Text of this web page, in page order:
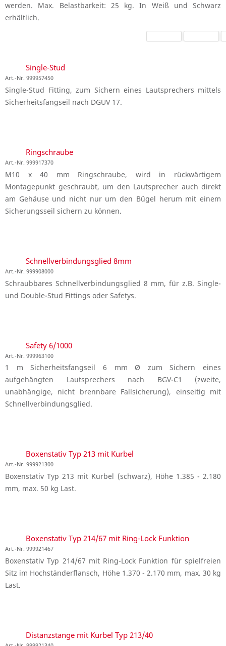
werden. Max. Belastbarkeit: 25 kg. In Weiß und Schwarz
erhältlich.
Single-Stud
Art.-Nr. 999957450
Single-Stud Fitting, zum Sichern eines Lautsprechers mittels
Sicherheitsfangseil nach DGUV 17.
Ringschraube
Art.-Nr. 999917370
M10 x 40 mm Ringschraube, wird in rückwärtigem
Montagepunkt geschraubt, um den Lautsprecher auch direkt
am Gehäuse und nicht nur um den Bügel herum mit einem
Sicherungsseil sichern zu können.
Schnellverbindungsglied 8mm
Art.-Nr. 999908000
Schraubbares Schnellverbindungsglied 8 mm, für z.B. Single-
und Double-Stud Fittings oder Safetys.
Safety 6/1000
Art.-Nr. 999963100
1 m Sicherheitsfangseil 6 mm Ø zum Sichern eines
aufgehängten Lautsprechers nach BGV-C1 (zweite,
unabhängige, nicht brennbare Fallsicherung), einseitig mit
Schnellverbindungsglied.
Boxenstativ Typ 213 mit Kurbel
Art.-Nr. 999921300
Boxenstativ Typ 213 mit Kurbel (schwarz), Höhe 1.385 - 2.180
mm, max. 50 kg Last.
Boxenstativ Typ 214/67 mit Ring-Lock Funktion
Art.-Nr. 999921467
Boxenstativ Typ 214/67 mit Ring-Lock Funktion für spielfreien
Sitz im Hochständerflansch, Höhe 1.370 - 2.170 mm, max. 30 kg
Last.
Distanzstange mit Kurbel Typ 213/40